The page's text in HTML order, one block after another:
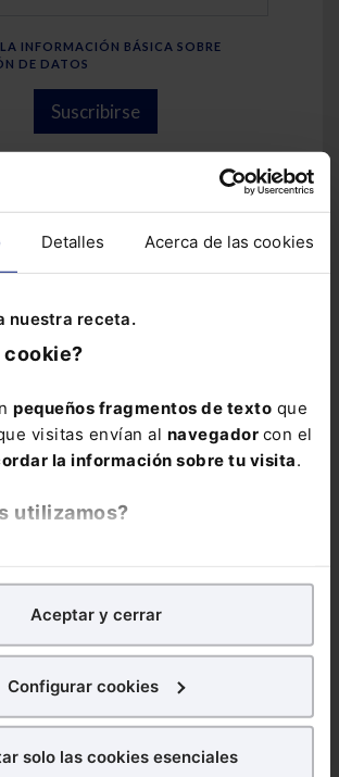
Detalles Acerca de las cookies
nuestra receta.
cookie?
pequeños fragmentos de texto que
visitas envían al navegador con el
la información sobre tu visita.
utilizamos?
demejorar tu experienciaen
web. También con fines publicitarios,
publicidad y contenidos de tu
hacer?
Aceptar y cerrar
Configurar cookies
solo las cookies esenciales
INFORMACIÓN BÁSICA SOBRE
DE DATOS
Suscribirse